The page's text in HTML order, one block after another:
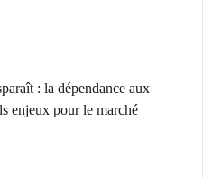
: la dépendance aux
enjeux pour le marché